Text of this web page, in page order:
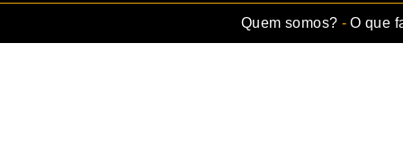
Quem somos? O que